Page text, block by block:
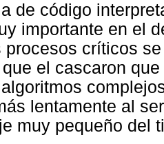
de código
importante en el
procesos críticos
el cascaron
lentamente al
muy pequeño del